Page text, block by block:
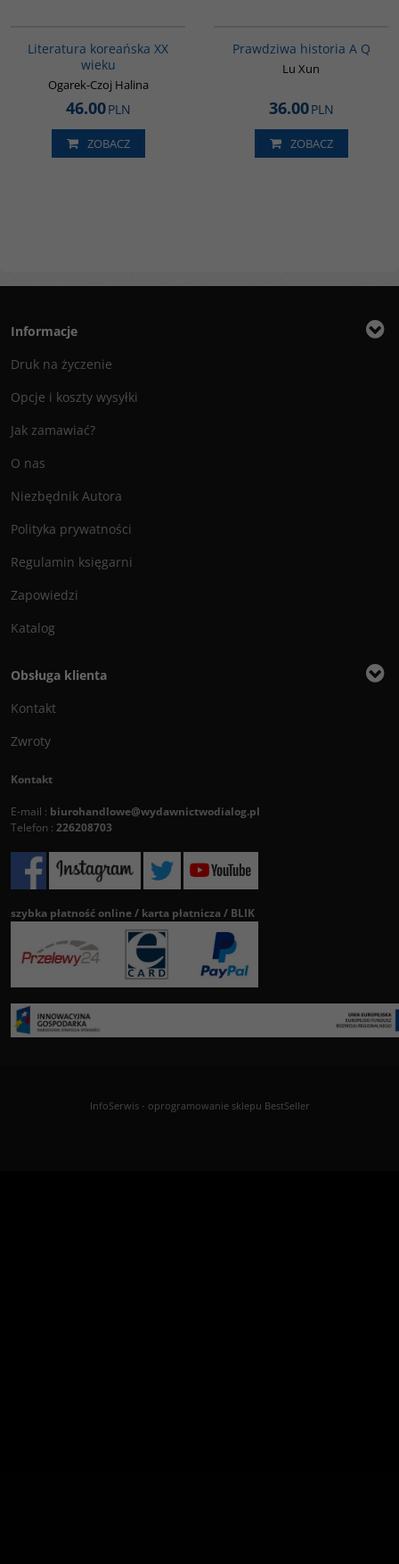
Literatura koreańska XX
wieku
Ogarek-Czoj Halina
46.00PLN
ZOBACZ
Prawdziwa historia A Q
Lu Xun
36.00PLN
ZOBACZ
Informacje
Druk na życzenie
Opcje i koszty wysyłki
Jak zamawiać?
O nas
Niezbędnik Autora
Polityka prywatności
Regulamin księgarni
Zapowiedzi
Katalog
Obsługa klienta
Kontakt
Zwroty
Kontakt
E-mail : biurohandlowe@wydawnictwodialog.pl
Telefon : 226208703
szybka płatność online / karta płatnicza / BLIK
InfoSerwis- oprogramowanie sklepu BestSeller